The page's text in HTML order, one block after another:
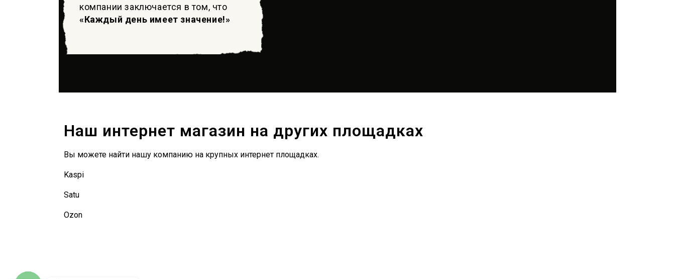
компании заключается в том, что
«Каждый день имеет значение!»
Наш интернет магазин на других площадках
Вы можете найти нашу компанию на крупных интернет площадках.
Kaspi
Satu
Ozon